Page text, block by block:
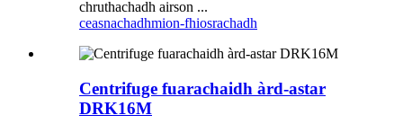
chruthachadh airson ...
ceasnachadhmion-fhiosrachadh
Centrifuge fuarachaidh àrd-astar
DRK16M